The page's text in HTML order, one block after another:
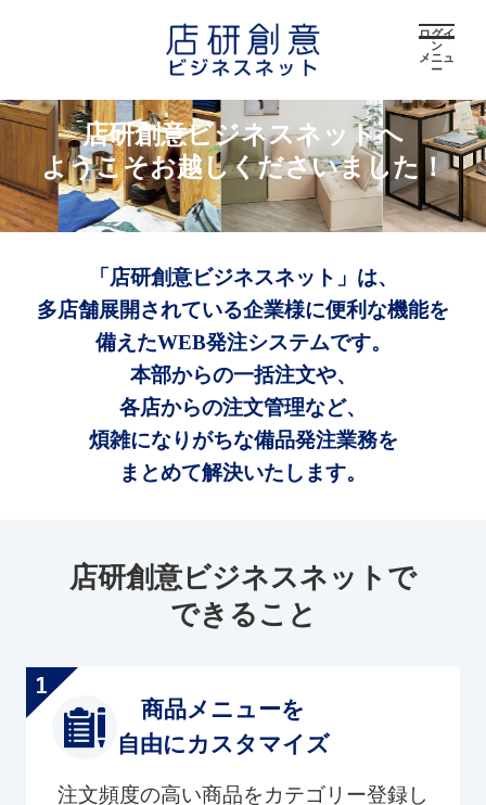
ログイ
ン
メニュ
ー
店研創意ビジネスネットへ
ようこそお越しくださいました！
「店研創意ビジネスネット」は、
多店舗展開されている企業様に便利な機能を
備えたWEB発注システムです。
本部からの一括注文や、
各店からの注文管理など、
煩雑になりがちな備品発注業務を
まとめて解決いたします。
店研創意ビジネスネットで
できること
商品メニューを
自由にカスタマイズ
注文頻度の高い商品をカテゴリー登録し